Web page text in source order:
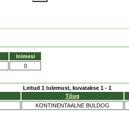
Inimesi
0
Leitud 1 tulemust, kuvatakse 1 - 1
Tõug
KONTINENTAALNE BULDOG